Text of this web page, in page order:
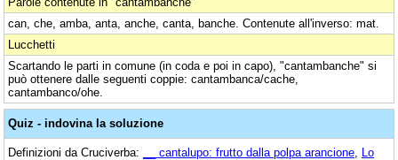
can, che, amba, anta, anche, canta, banche. Contenute all'inverso: mat.
Lucchetti
Scartando le parti in comune (in coda e poi in capo), "cantambanche" si
può ottenere dalle seguenti coppie: cantambanca/cache,
cantambanco/ohe.
Quiz - indovina la soluzione
Definizioni da Cruciverba: __ cantalupo: frutto dalla polpa arancione Lo